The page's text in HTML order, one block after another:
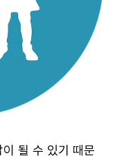
될 수 있기 때문